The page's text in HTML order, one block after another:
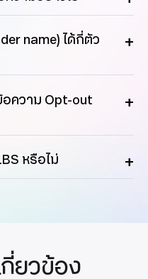
name) ได้กี่ตัว
อความ Opt-out
หรือไม่
ยวข้อง